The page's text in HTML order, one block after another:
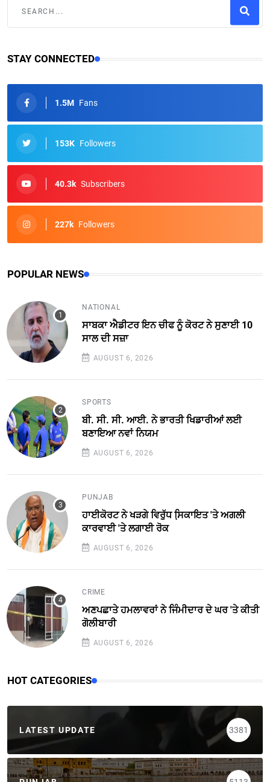
STAY CONNECTED
1.5M Fans
153K Followers
40.3k Subscribers
227k Followers
POPULAR NEWS
NATIONAL
ਸਾਬਕਾ ਐਡੀਟਰ ਇਨ ਚੀਫ ਨੂੰ ਕੋਰਟ ਨੇ ਸੁਣਾਈ 10
ਸਾਲ ਦੀ ਸਜ਼ਾ
AUGUST 6, 2026
SPORTS
ਬੀ. ਸੀ. ਸੀ. ਆਈ. ਨੇ ਭਾਰਤੀ ਖਿਡਾਰੀਆਂ ਲਈ
ਬਣਾਇਆ ਨਵਾਂ ਨਿਯਮ
AUGUST 6, 2026
PUNJAB
ਹਾਈਕੋਰਟ ਨੇ ਖੜਗੇ ਵਿਰੁੱਧ ਸਿ਼ਕਾਇਤ 'ਤੇ ਅਗਲੀ
ਕਾਰਵਾਈ 'ਤੇ ਲਗਾਈ ਰੋਕ
AUGUST 6, 2026
CRIME
ਅਣਪਛਾਤੇ ਹਮਲਾਵਰਾਂ ਨੇ ਜਿੰਮੀਦਾਰ ਦੇ ਘਰ 'ਤੇ ਕੀਤੀ
ਗੋਲੀਬਾਰੀ
AUGUST 6, 2026
HOT CATEGORIES
LATEST UPDATE 3381